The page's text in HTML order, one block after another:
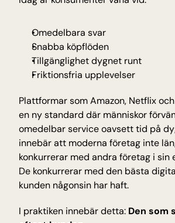
Omedelbara svar
Snabba köpflöden
Tillgänglighet dygnet runt
Friktionsfria upplevelser
Plattformar som Amazon, Netflix
en ny standard där människor
omedelbar service oavsett tid på
innebär att moderna företag inte
konkurrerar med andra företag i sin
De konkurrerar med den bästa
kunden någonsin har haft.
I praktiken innebär detta: Den som